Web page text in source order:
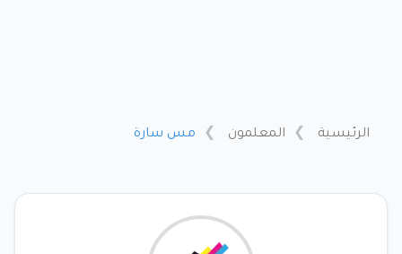
الرئيسية المعلمون مس سارة